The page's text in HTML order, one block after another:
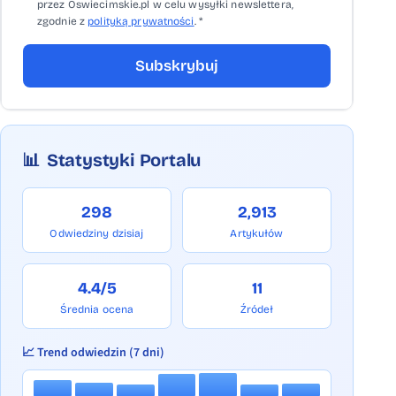
przez Oswiecimskie.pl w celu wysyłki newslettera,
zgodnie z polityką prywatności. *
Subskrybuj
📊 Statystyki Portalu
298
Odwiedziny dzisiaj
2,913
Artykułów
4.4/5
Średnia ocena
11
Źródeł
📈 Trend odwiedzin (7 dni)